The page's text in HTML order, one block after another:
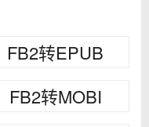
FB2转EPUB
FB2转MOBI